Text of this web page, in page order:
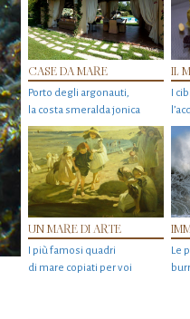
CASE DA MARE
Porto degli argonauti,
la costa smeralda jonica
IL
I
UN MARE DI ARTE
I più famosi quadri
di mare copiati per voi
Le